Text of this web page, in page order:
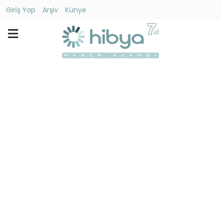
Giriş Yap Arşiv
Künye